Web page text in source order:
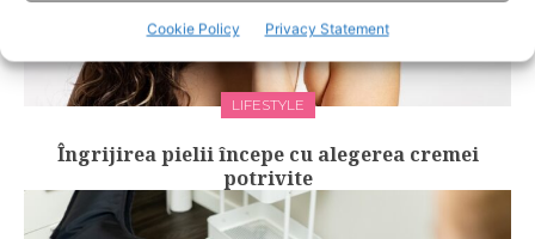
Cookie Policy Privacy Statement
LIFESTYLE
Îngrijirea pielii începe cu alegerea cremei
potrivite